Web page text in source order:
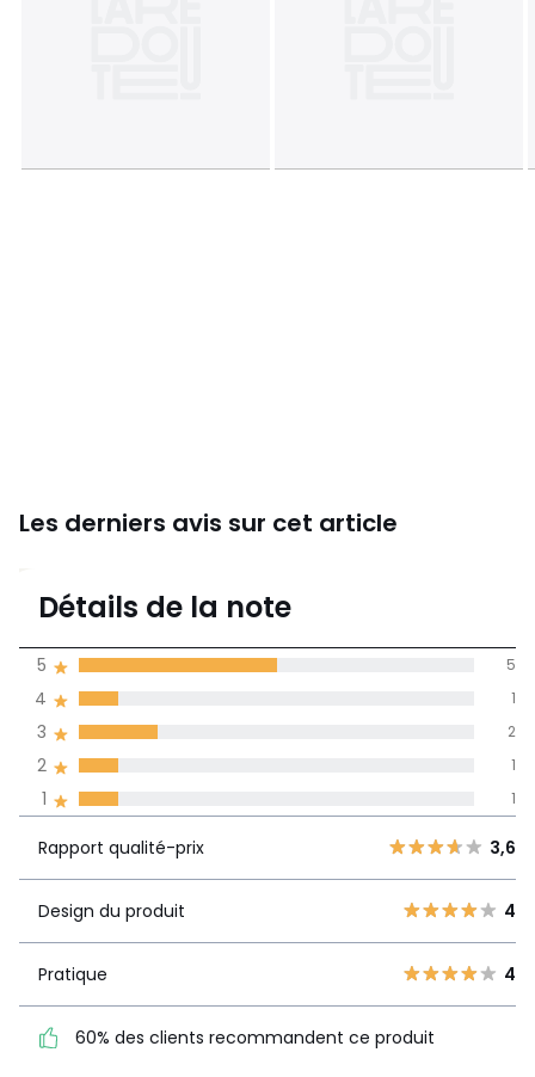
Les derniers avis sur cet article
3,8
de moyenne
obtenue sur
1
3
3,6
produit
Pratique
4
60% des clients
Détails de la note
1 1
2 1
3 2
4 1
5 5
Rapport qualité-prix 3,6
Design du produit 4
Pratique 4
60% des clients recommandent ce produit